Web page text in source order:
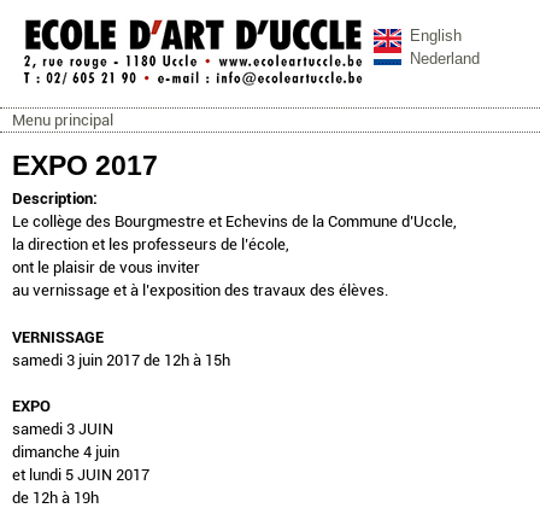
Aller au contenu principal
ecoleartuccle.be
English
Nederland
Menu principal
Menu principal
EXPO 2017
Description:
Le collège des Bourgmestre et Echevins de la Commune d’Uccle,
la direction et les professeurs de l’école,
ont le plaisir de vous inviter
au vernissage et à l’exposition des travaux des élèves.
VERNISSAGE
samedi 3 juin 2017 de 12h à 15h
EXPO
samedi 3 JUIN
dimanche 4 juin
et lundi 5 JUIN 2017
de 12h à 19h